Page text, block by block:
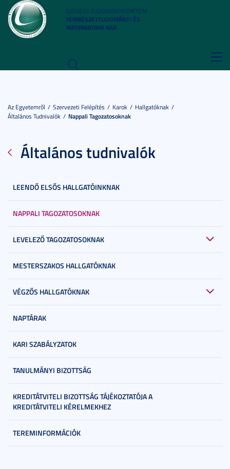
SZEGEDI TUDOMÁNYEGYETEM
TERMÉSZETTUDOMÁNYI ÉS
INFORMATIKAI KAR
Az Egyetemről Szervezeti Felépítés Karok
Hallgatóknak
Általános Tudnivalók
Nappali Tagozatosoknak
Általános tudnivalók
LEENDŐ ELSŐS HALLGATÓINKNAK
NAPPALI TAGOZATOSOKNAK
LEVELEZŐ TAGOZATOSOKNAK
MESTERSZAKOS HALLGATÓKNAK
VÉGZŐS HALLGATÓKNAK
NAPTÁRAK
KARI SZABÁLYZATOK
TANULMÁNYI BIZOTTSÁG
KREDITÁTVITELI BIZOTTSÁG TÁJÉKOZTATÓJA A
KREDITÁTVITELI KÉRELMEKHEZ
TEREMINFORMÁCIÓK